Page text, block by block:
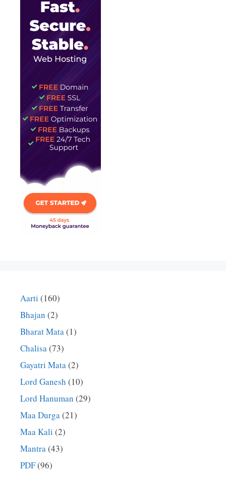
Aarti (160)
Bhajan (2)
Bharat Mata(1)
Chalisa(73)
Gayatri Mata(2)
Lord Ganesh (10)
Lord Hanuman (29)
Maa Durga(21)
Maa Kali (2)
Mantra(43)
PDF(96)